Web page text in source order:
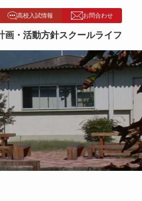
高校入試情報 お問合わせ
画・活動方針スクールライフ